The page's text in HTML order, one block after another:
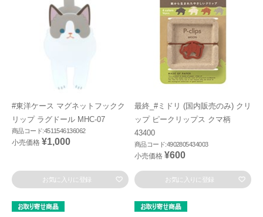
#東洋ケース マグネットフックク
リップ ラグドール MHC-07
商品コード:4511546136062
小売価格 ¥1,000
お気に入りに登録
最終_#ミドリ (国内販売のみ) クリ
ップ ピークリップス クマ柄
43400
商品コード:4902805434003
小売価格 ¥600
お気に入りに登録